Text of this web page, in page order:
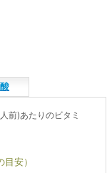
前)あたりのビタミ
目安）